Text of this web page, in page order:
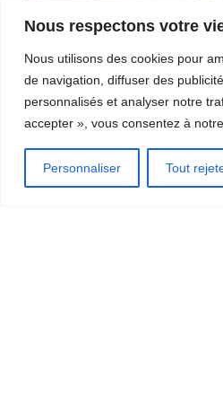
Nous respectons votre
Nous utilisons des cookies pour
de navigation, diffuser des
personnalisés et analyser notre
accepter », vous consentez à
Personnaliser Tout
DÉCOUVRIR